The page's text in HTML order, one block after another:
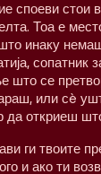
споеви стои
Тоа е
инаку
сопатник
што се
или сè
да откриеш
ги твоите
и ако ти